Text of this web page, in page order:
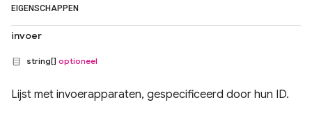
EIGENSCHAPPEN
invoer
string[] optioneel
Lijst met invoerapparaten, gespecificeerd door hun ID.